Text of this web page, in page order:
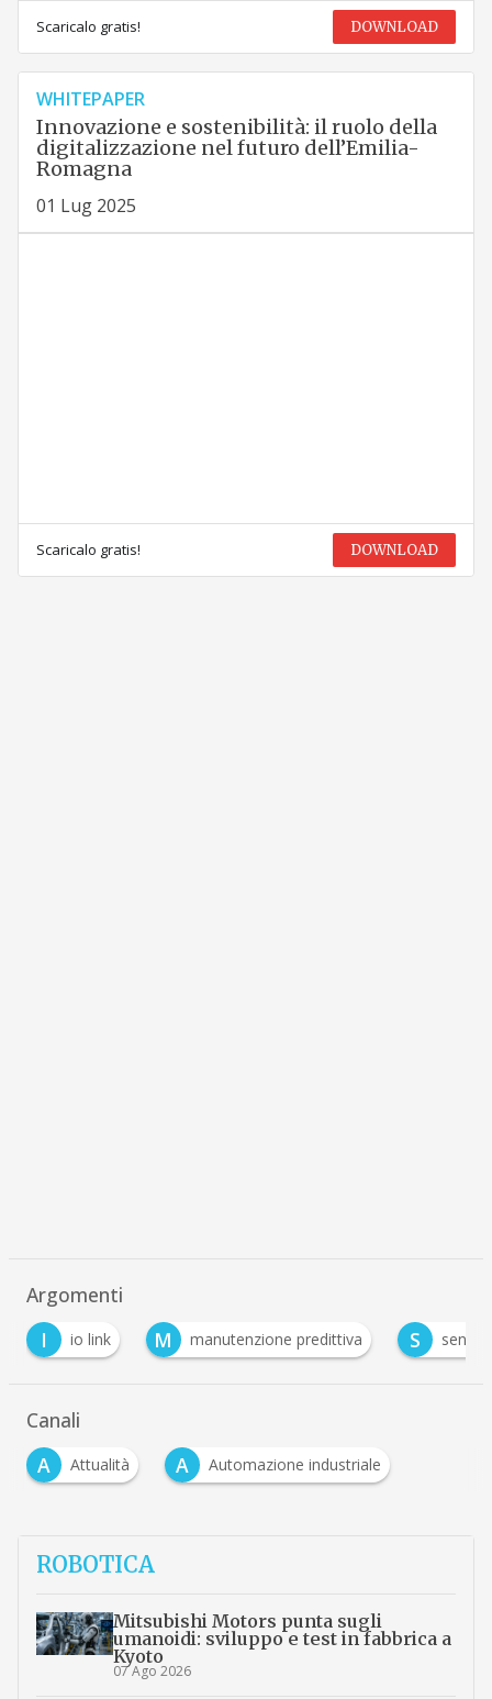
Scaricalo gratis! DOWNLOAD
WHITEPAPER
Innovazione e sostenibilità: il ruolo della
digitalizzazione nel futuro dell’Emilia-
Romagna
01 Lug 2025
Scaricalo gratis! DOWNLOAD
Argomenti
I
io link M manutenzione predittiva S
Canali
A
Attualità A Automazione industriale
ROBOTICA
Mitsubishi Motors punta sugli
umanoidi: sviluppo e test in fabbrica a
Kyoto
07 Ago 2026